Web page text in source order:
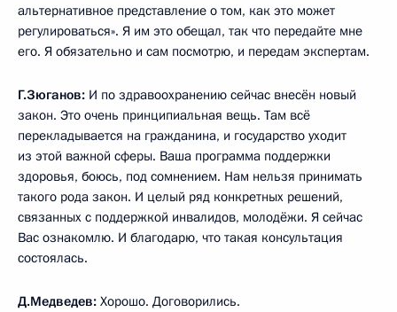
альтернативное представление о том, как это может
регулироваться». Я им это обещал, так что передайте мне
его. Я обязательно и сам посмотрю, и передам экспертам.
Г.Зюганов: И по здравоохранению сейчас внесён новый
закон. Это очень принципиальная вещь. Там всё
перекладывается на гражданина, и государство уходит
из этой важной сферы. Ваша программа поддержки
здоровья, боюсь, под сомнением. Нам нельзя принимать
такого рода закон. И целый ряд конкретных решений,
связанных с поддержкой инвалидов, молодёжи. Я сейчас
Вас ознакомлю. И благодарю, что такая консультация
состоялась.
Д.Медведев: Хорошо. Договорились.